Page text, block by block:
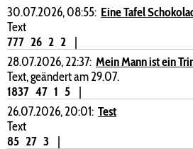
30.07.2026, 08:55: Eine Tafel
Text
777 26 2 2
|
28.07.2026, 22:37: Mein Mann ist ein
Text, geändert am 29.07.
1837 47 1 5
|
26.07.2026, 20:01: Test
Text
85 27 3
|